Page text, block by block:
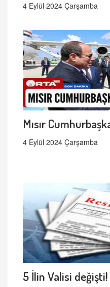
4 Eylül 2024 Çarşamba
Mısır
4 Eylül 2024 Çarşamba
5 İlin Valisi değişti!